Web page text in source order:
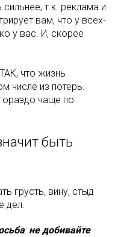
т.к. реклама и
вам, что у всех-
у вас. И, скорее
что жизнь
числе из потерь.
чаще по
быть
грусть, вину, стыд
дел.
:не добивайте